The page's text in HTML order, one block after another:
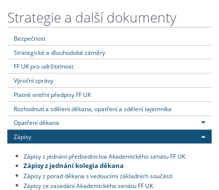
Strategie a další dokumenty
Bezpečnost
Strategické a dlouhodobé záměry
FF UK pro udržitelnost
Výroční zprávy
Platné vnitřní předpisy FF UK
Rozhodnutí a sdělení děkana, opatření a sdělení tajemníka
Opatření děkana
Zápisy
Zápisy z jednání předsednictva Akademického senátu FF UK
Zápisy z jednání kolegia děkana
Zápisy z porad děkana s vedoucími základních součástí
Zápisy ze zasedání Akademického senátu FF UK